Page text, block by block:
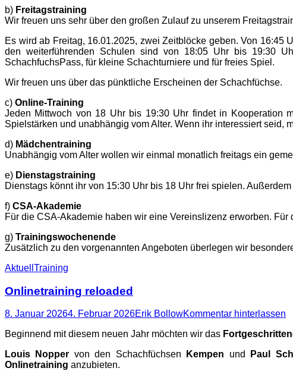
b) Freitagstraining
Wir freuen uns sehr über den großen Zulauf zu unserem
Es wird ab Freitag, 16.01.2025, zwei Zeitblöcke geben. Von
den weiterführenden Schulen sind von 18:05 Uhr bis 19:30
SchachfuchsPass, für kleine Schachturniere und für freies Spiel.
Wir freuen uns über das pünktliche Erscheinen der Schachfüchse.
c) Online-Training
Jeden Mittwoch von 18 Uhr bis 19:30 Uhr findet in Kooperation
Spielstärken und unabhängig vom Alter. Wenn ihr interessiert seid,
d) Mädchentraining
Unabhängig vom Alter wollen wir einmal monatlich freitags ein
e) Dienstagstraining
Dienstags könnt ihr von 15:30 Uhr bis 18 Uhr frei spielen.
f) CSA-Akademie
Für die CSA-Akademie haben wir eine Vereinslizenz erworben.
g) Trainingswochenende
Zusätzlich zu den vorgenannten Angeboten überlegen wir
Kategorien
Aktuell Schlagworte
Training
Onlinetraining reloaded
Posted
8. Januar 20264. Februar 2026Autor
Erik BollowKommentar hinterlassen
Beginnend mit diesem neuen Jahr möchten wir das
Louis Nopper von den Schachfüchsen Kempen und Paul
Onlinetraining anzubieten.